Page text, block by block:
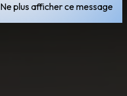
Ne plus afficher ce message